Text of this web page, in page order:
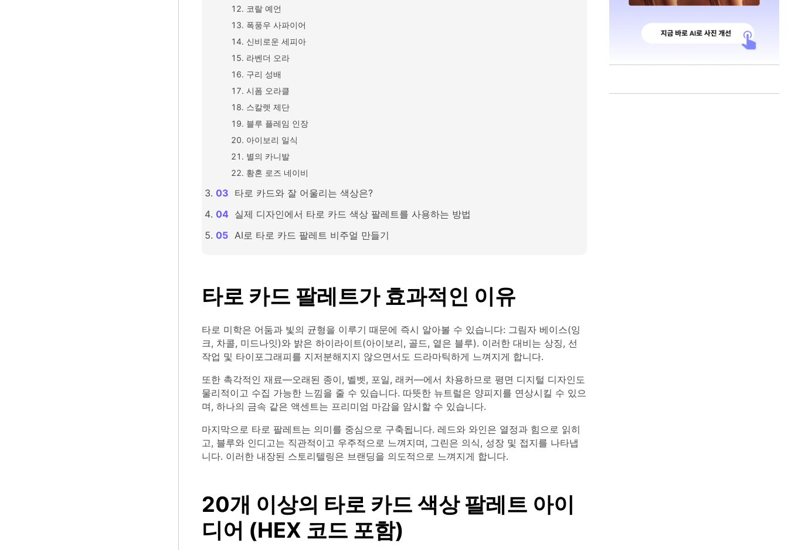
코랄 예언
폭풍우 사파이어
신비로운 세피아
라벤더 오라
구리 성배
시폼 오라클
스칼렛 제단
블루 플레임 인장
아이보리 일식
별의 카니발
황혼 로즈 네이비
타로 카드와 잘 어울리는 색상은?
실제 디자인에서 타로 카드 색상 팔레트를 사용하는 방법
AI로 타로 카드 팔레트 비주얼 만들기
타로 카드 팔레트가 효과적인 이유
타로 미학은 어둠과 빛의 균형을 이루기 때문에 즉시 알아볼 수 있습니다: 그림자 베이스(잉
크, 차콜, 미드나잇)와 밝은 하이라이트(아이보리, 골드, 옅은 블루). 이러한 대비는 상징, 선
작업 및 타이포그래피를 지저분해지지 않으면서도 드라마틱하게 느껴지게 합니다.
또한 촉각적인 재료—오래된 종이, 벨벳, 포일, 래커—에서 차용하므로 평면 디지털 디자인도
물리적이고 수집 가능한 느낌을 줄 수 있습니다. 따뜻한 뉴트럴은 양피지를 연상시킬 수 있으
며, 하나의 금속 같은 액센트는 프리미엄 마감을 암시할 수 있습니다.
마지막으로 타로 팔레트는 의미를 중심으로 구축됩니다. 레드와 와인은 열정과 힘으로 읽히
고, 블루와 인디고는 직관적이고 우주적으로 느껴지며, 그린은 의식, 성장 및 접지를 나타냅
니다. 이러한 내장된 스토리텔링은 브랜딩을 의도적으로 느껴지게 합니다.
20개 이상의 타로 카드 색상 팔레트 아이
디어 (HEX 코드 포함)